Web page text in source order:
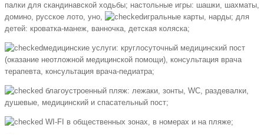
палки для скандинавской ходьбы; настольные игры: шашки, шахматы,
домино, русское лото, уно,
игральные карты, нарды; для
детей: кроватка-манеж, ванночка, детская коляска;
медицинские услуги: круглосуточный медицинский пост
(оказание неотложной медицинской помощи), консультация врача
терапевта, консультация врача-педиатра;
благоустроенный пляж: лежаки, зонты, WC, раздевалки,
душевые, медицинский и спасательный пост;
WI-FI в общественных зонах, в номерах и на пляже;